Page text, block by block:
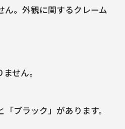
ん。外観に関するクレーム
せん。
ブラック」があります。